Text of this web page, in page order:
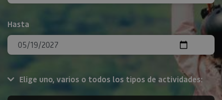
Hasta
Elige uno, varios o todos los tipos de actividades: